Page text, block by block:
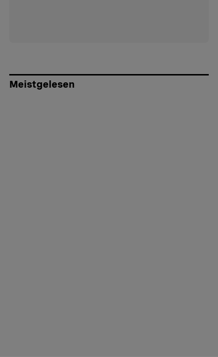
Meistgelesen